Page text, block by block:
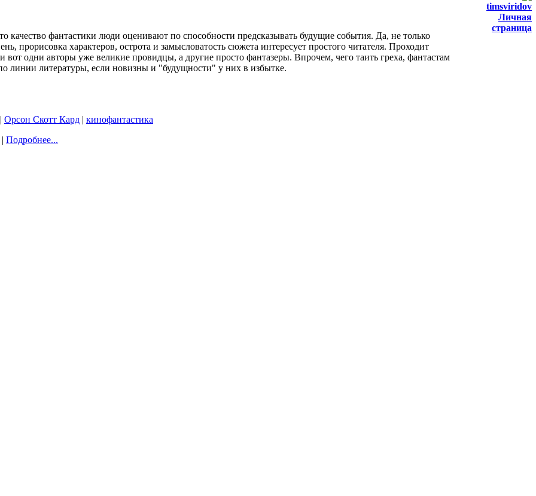
timsviridov
Личная
страница
качество фантастики люди оценивают по способности предсказывать будущие события. Да, не только
прорисовка характеров, острота и замысловатость сюжета интересует простого читателя. Проходит
вот одни авторы уже великие провидцы, а другие просто фантазеры. Впрочем, чего таить греха, фантастам
линии литературы, если новизны и "будущности" у них в избытке.
| Орсон Скотт Кард | кинофантастика
Подробнее...